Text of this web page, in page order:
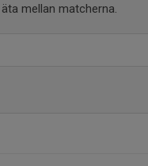
mellan matcherna.